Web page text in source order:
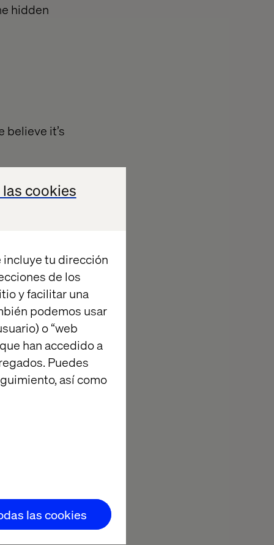
cookies
tu dirección
de los
y facilitar una
podemos usar
o “web
han accedido a
Puedes
así como
las cookies
hidden
believe it’s
out a
by the
leave with:
unique